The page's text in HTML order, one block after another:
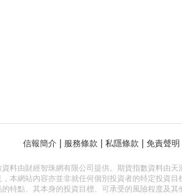
信報簡介 服務條款 私隱條款 免責聲明
資料由財經智珠網有限公司提供。期貨指數資料由
本網站內容亦並非就任何個別投資者的特定投資
特點、其本身的投資目標、可承受的風險程度及